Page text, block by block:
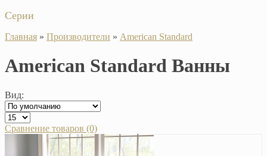
Серии
Главная » Производители » American Standard
American Standard Ванны
Вид:
Сравнение товаров (0)